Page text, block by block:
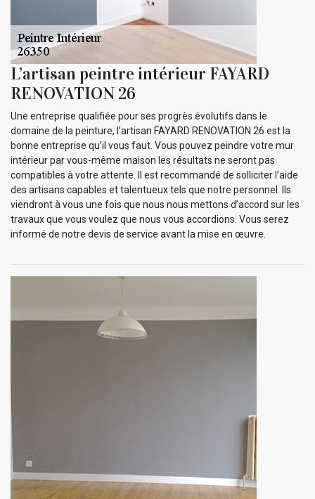
L’artisan peintre intérieur FAYARD
RENOVATION 26
Une entreprise qualifiée pour ses progrès évolutifs dans le
domaine de la peinture, l’artisan FAYARD RENOVATION 26 est la
bonne entreprise qu’il vous faut. Vous pouvez peindre votre mur
intérieur par vous-même maison les résultats ne seront pas
compatibles à votre attente. Il est recommandé de solliciter l’aide
des artisans capables et talentueux tels que notre personnel. Ils
viendront à vous une fois que nous nous mettons d’accord sur les
travaux que vous voulez que nous vous accordions. Vous serez
informé de notre devis de service avant la mise en œuvre.